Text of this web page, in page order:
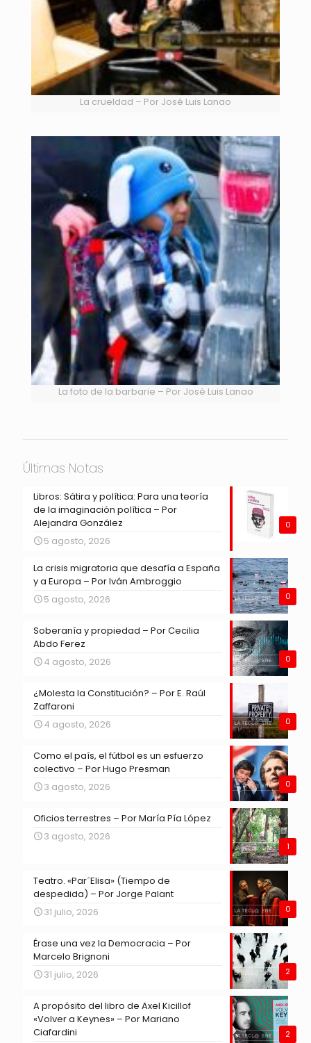
La crueldad – Por José Luis Lanao
La foto de la barbarie – Por José Luis Lanao
Últimas Notas
0
Libros: Sátira y política: Para una teoría
de la imaginación política – Por
Alejandra González
5 agosto, 2026
0
La crisis migratoria que desafía a España
y a Europa – Por Iván Ambroggio
5 agosto, 2026
0
Soberanía y propiedad – Por Cecilia
Abdo Ferez
4 agosto, 2026
0
¿Molesta la Constitución? – Por E. Raúl
Zaffaroni
4 agosto, 2026
0
Como el país, el fútbol es un esfuerzo
colectivo – Por Hugo Presman
3 agosto, 2026
1
Oficios terrestres – Por María Pía López
3 agosto, 2026
0
Teatro. «Par´Elisa» (Tiempo de
despedida) – Por Jorge Palant
31 julio, 2026
2
Érase una vez la Democracia – Por
Marcelo Brignoni
31 julio, 2026
2
A propósito del libro de Axel Kicillof
«Volver a Keynes» – Por Mariano
Ciafardini